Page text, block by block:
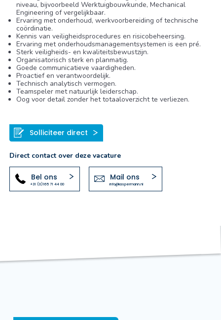
niveau, bijvoorbeeld Werktuigbouwkunde, Mechanical
Engineering of vergelijkbaar.
Ervaring met onderhoud, werkvoorbereiding of technische
coördinatie.
Kennis van veiligheidsprocedures en risicobeheersing.
Ervaring met onderhoudsmanagementsystemen is een pré.
Sterk veiligheids- en kwaliteitsbewustzijn.
Organisatorisch sterk en planmatig.
Goede communicatieve vaardigheden.
Proactief en verantwoordelijk.
Technisch analytisch vermogen.
Teamspeler met natuurlijk leiderschap.
Oog voor detail zonder het totaaloverzicht te verliezen.
Solliciteer direct
Direct contact over deze vacature
Bel ons
+31 (0)165 71 44 00
Mail ons
info@kaspermann.nl